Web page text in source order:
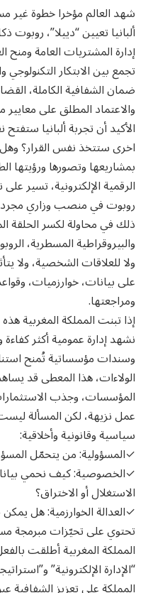
شهد العالم مؤخرا خطوة غير
ألبانيا تعيين “دييلا”،
إدارة المشتريات العامة ومنح
تجمع بين الابتكار
ضمان الشفافية الكاملة،
والاعتماد المطلق على
الأكيد أن تجربة ألبانيا
اخرى ستتخذ نفس القرار؟
بمشاريعها وتصورها ورؤيتها
الرقمية الإلكترونية، تسير
روبوت في منصب وزاري مجرد
ذلك في محاولة لكسر الحلقة
والبيروقراطية المسطرية،
ولا للعلاقات الشخصية، ولا
على بيانات، خوارزميات،
ومراجعتها.
إذا تبنت المملكة المغربية
نشهد إدارة عمومية أكثر
وسندات مؤسساتية تُمنح
الولاءات، هذا المعطى قد
المؤسسات، وجذب
عمل نزيهة، لكن المسألة
سياسية وقانونية وأخلاقية:
✓المسؤولية: من يتحمّل
✓الخصوصية: كيف نحمي
الاستغلال أو الاختراق؟
✓العدالة الخوارزمية: هل
تحتوي على تحيّزات مبرمجة
المملكة المغربية أطلقت
“الإدارة الإلكترونية”